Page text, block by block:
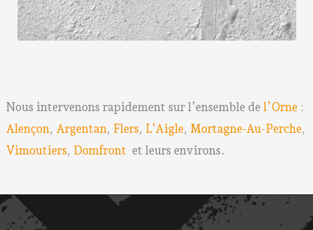
Nous intervenons rapidement sur l’ensemble de l’Orne :
Alençon, Argentan, Flers, L’Aigle, Mortagne-Au-Perche,
Vimoutiers, Domfront et leurs environs.